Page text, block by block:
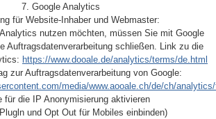
7. Google Analytics
für Website-Inhaber und Webmaster:
nutzen möchten, müssen Sie mit Google
Auftragsdatenverarbeitung schließen. Link zu die
https://www.dooale.de/analytics/terms/de.html
zur Auftragsdatenverarbeitung von Google:
media/www.aooale.ch/de/ch/
für die IP Anonymisierung aktivieren
und Opt Out für Mobiles einbinden)